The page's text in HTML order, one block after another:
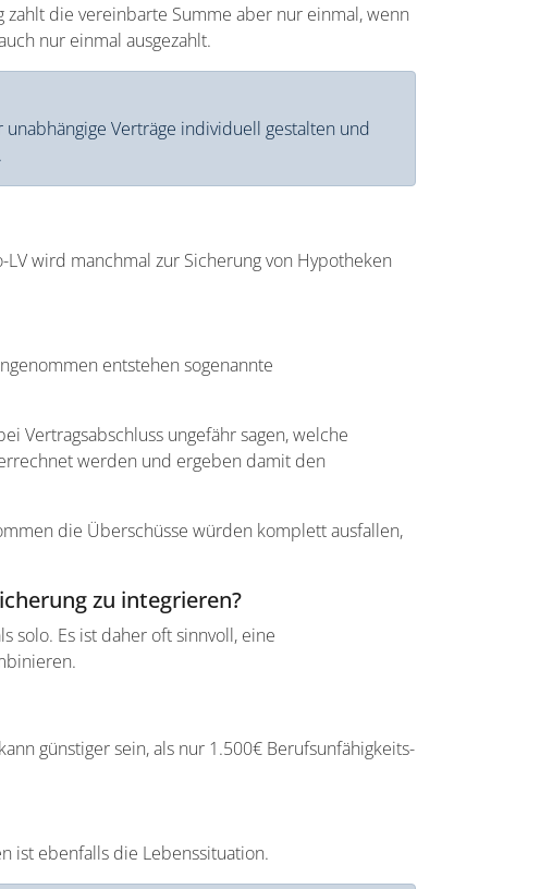
die vereinbarte Summe aber nur einmal, wenn
nur einmal ausgezahlt.
Verträge individuell gestalten und
wird manchmal zur Sicherung von Hypotheken
entstehen sogenannte
Vertragsabschluss ungefähr sagen, welche
werden und ergeben damit den
die Überschüsse würden komplett ausfallen,
zu integrieren?
solo. Es ist daher oft sinnvoll, eine
günstiger sein, als nur 1.500€ Berufsunfähigkeits-
ist ebenfalls die Lebenssituation.